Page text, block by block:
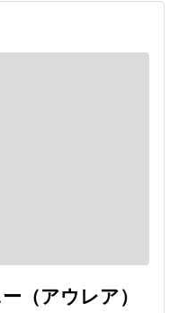
（アウレア）